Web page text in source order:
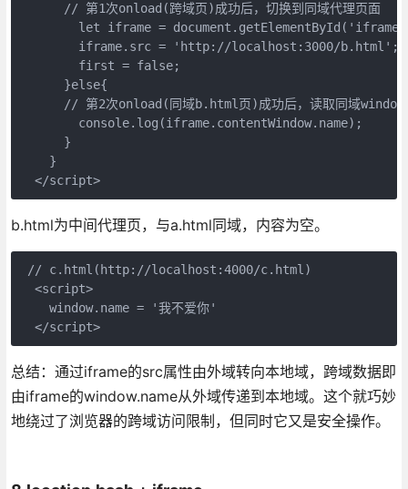
      // 第1次onload(跨域页)成功后，切换到同域代理页面
let iframe =
        iframe.src = 'http://localhost:3000/b.html';
        first = false;
      }else{
// 第2次onload(同域b.html页)成功后，读取同域
        console.log(iframe.contentWindow.name);
      }
    }
  </script>
b.html为中间代理页，与a.html同域，内容为空。
// c.html(http://localhost:4000/c.html)
  <script>
    window.name = '我不爱你'
  </script>
总结：通过iframe的src属性由外域转向本地域，跨域数据即
由iframe的window.name从外域传递到本地域。这个就巧妙
地绕过了浏览器的跨域访问限制，但同时它又是安全操作。